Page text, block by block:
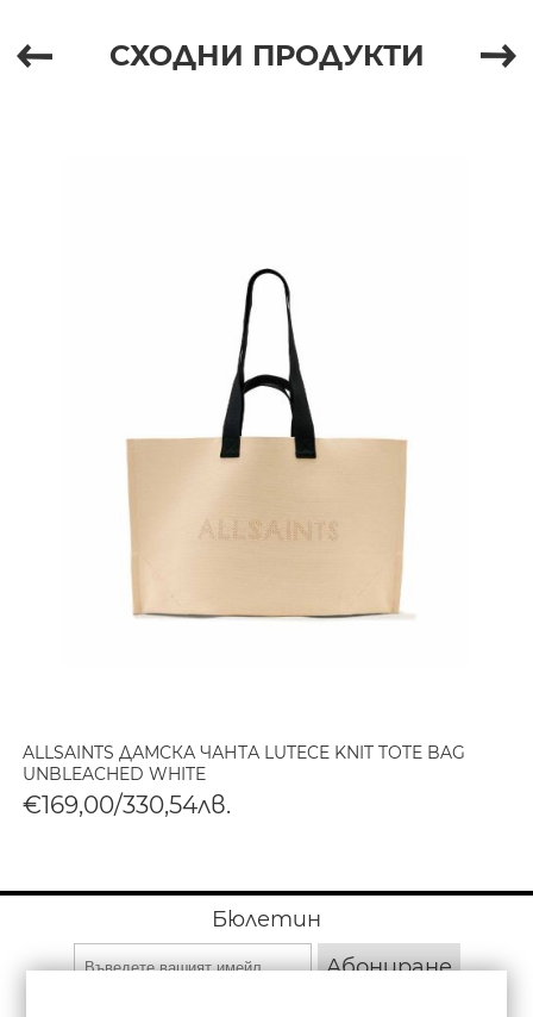
СХОДНИ ПРОДУКТИ
ALLSAINTS ДАМСКА ЧАНТА LUTECE KNIT TOTE BAG
UNBLEACHED WHITE
€169,00/330,54лв.
Бюлетин
Абониране